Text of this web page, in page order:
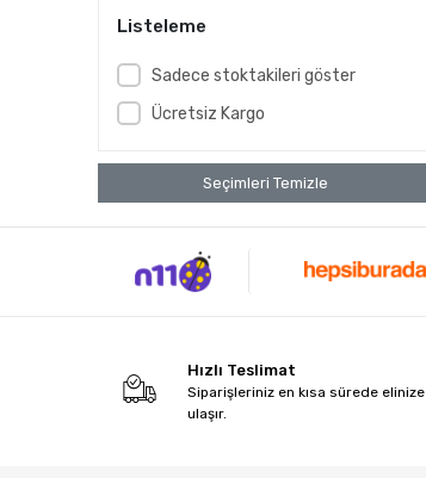
Listeleme
Sadece stoktakileri göster
Ücretsiz Kargo
Seçimleri Temizle
Hızlı Teslimat
Siparişleriniz en kısa sürede elinize
ulaşır.